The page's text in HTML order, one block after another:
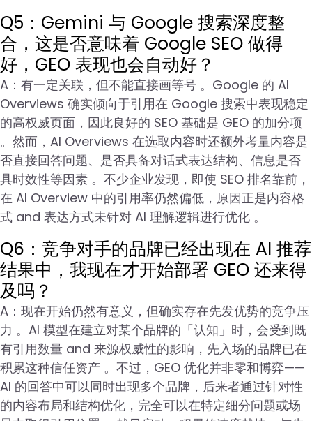
Q5：Gemini 与 Google 搜索深度整
合，这是否意味着 Google SEO 做得
好，GEO 表现也会自动好？
A：有一定关联，但不能直接画等号 。Google 的 AI
Overviews 确实倾向于引用在 Google 搜索中表现稳定
的高权威页面，因此良好的 SEO 基础是 GEO 的加分项
。然而，AI Overviews 在选取内容时还额外考量内容是
否直接回答问题、是否具备对话式表达结构、信息是否
具时效性等因素 。不少企业发现，即使 SEO 排名靠前，
在 AI Overview 中的引用率仍然偏低，原因正是内容格
式 and 表达方式未针对 AI 理解逻辑进行优化 。
Q6：竞争对手的品牌已经出现在 AI 推荐
结果中，我现在才开始部署 GEO 还来得
及吗？
A：现在开始仍然有意义，但确实存在先发优势的竞争压
力 。AI 模型在建立对某个品牌的「认知」时，会受到既
有引用数量 and 来源权威性的影响，先入场的品牌已在
积累这种信任资产 。不过，GEO 优化并非零和博弈——
AI 的回答中可以同时出现多个品牌，后来者通过针对性
的内容布局和结构优化，完全可以在特定细分问题或场